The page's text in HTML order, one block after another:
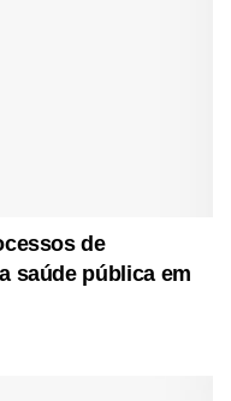
de
saúde pública em